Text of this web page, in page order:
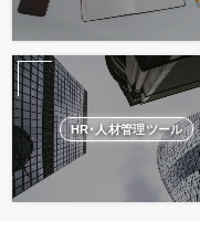
HR･人材管理ツール